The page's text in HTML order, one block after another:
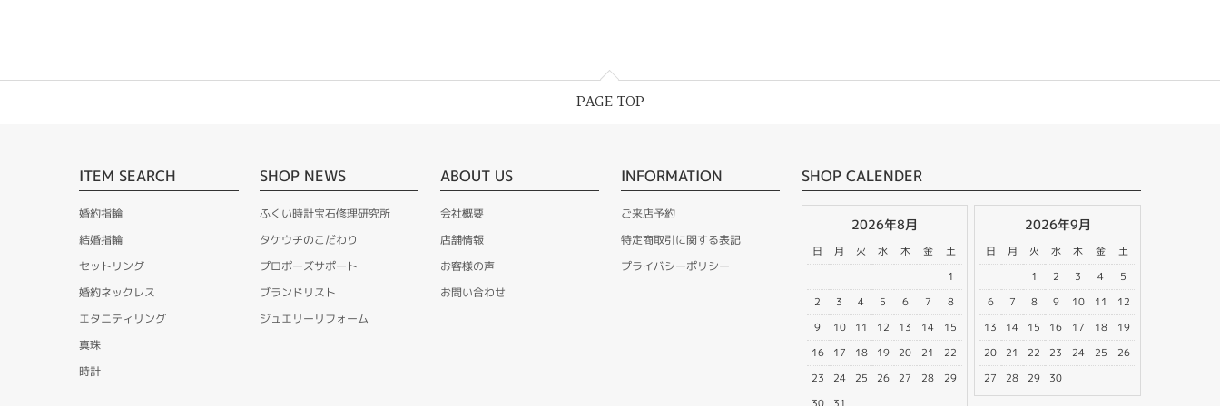
PAGE TOP
ITEM SEARCH
婚約指輪
結婚指輪
セットリング
婚約ネックレス
エタニティリング
真珠
時計
SHOP NEWS
ふくい時計宝石修理研究所
タケウチのこだわり
プロポーズサポート
ブランドリスト
ジュエリーリフォーム
ABOUT US
会社概要
店舗情報
お客様の声
お問い合わせ
INFORMATION
ご来店予約
特定商取引に関する表記
プライバシーポリシー
SHOP CALENDER
2026年8月
日 月 火 水 木 金
土
1
2
3 4 5 6 7
8
9
10 11 12 13 14
15
16
17 18 19 20 21
22
23
24 25 26 27 28
29
2026年9月
日 月 火 水 木 金
土
1
2 3 4
5
6
7 8 9 10 11
12
13
14 15 16 17 18
19
20
21 22 23 24 25
26
27
28 29 30